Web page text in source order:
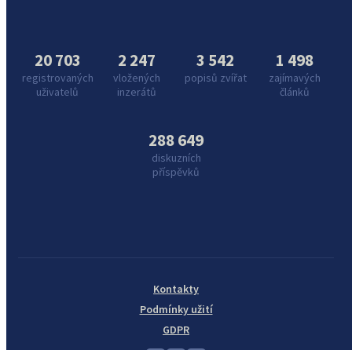
20 703
registrovaných
uživatelů
2 247
vložených
inzerátů
3 542
popisů zvířat
1 498
zajímavých
článků
288 649
diskuzních
příspěvků
Kontakty
Podmínky užití
GDPR